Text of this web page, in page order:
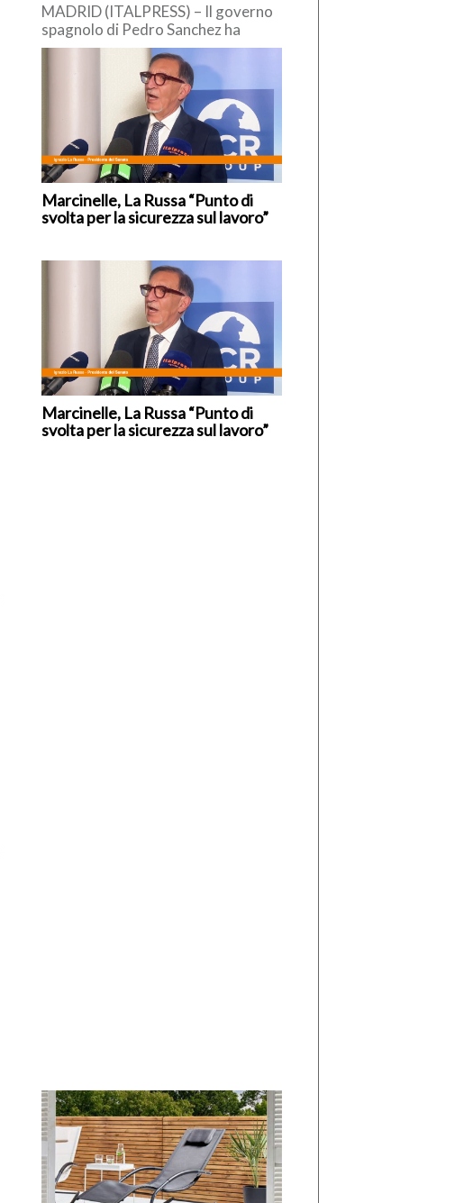
MADRID (ITALPRESS) – Il governo
spagnolo di Pedro Sanchez ha
deciso di reintrodurre
“temporaneamente” i controlli alle
frontiere interne, nei […]
Marcinelle, La Russa “Punto di
svolta per la sicurezza sul lavoro”
Marcinelle, La Russa “Punto di
svolta per la sicurezza sul lavoro”
di
I
Vespri